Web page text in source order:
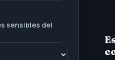
sensibles del